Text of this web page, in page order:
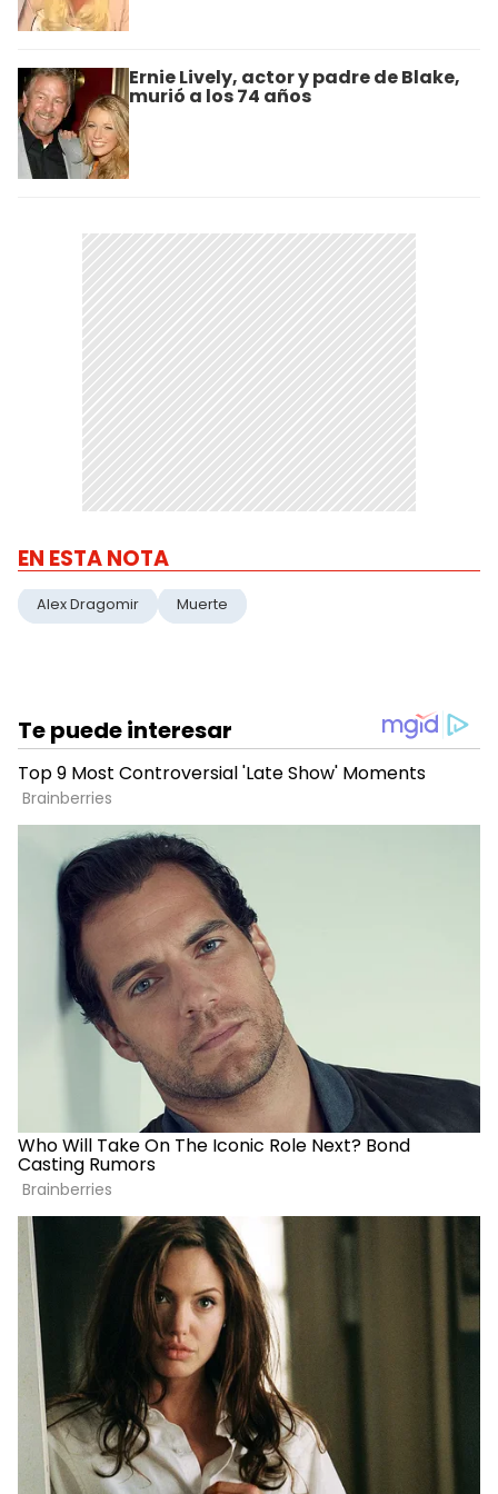
Ernie Lively, actor y padre de Blake,
murió a los 74 años
EN ESTA NOTA
Alex Dragomir Muerte